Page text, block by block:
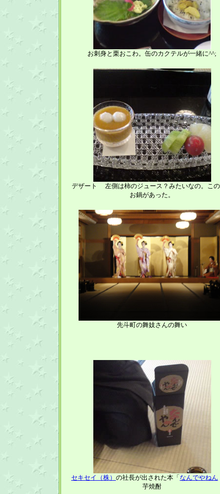
お刺身と栗おこわ。缶のカクテルが一緒に^^;
デザート 左側は柿のジュース？みたいなの。こ
お鍋があった。
先斗町の舞妓さんの舞い
セキセイ（株） の社長が出された本「 なんでやねん
芋焼酎